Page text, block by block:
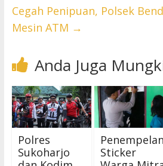
Cegah Penipuan, Polsek
Mesin ATM →
Anda Juga
Polres
Sukoharjo
Penempelan
Sticker